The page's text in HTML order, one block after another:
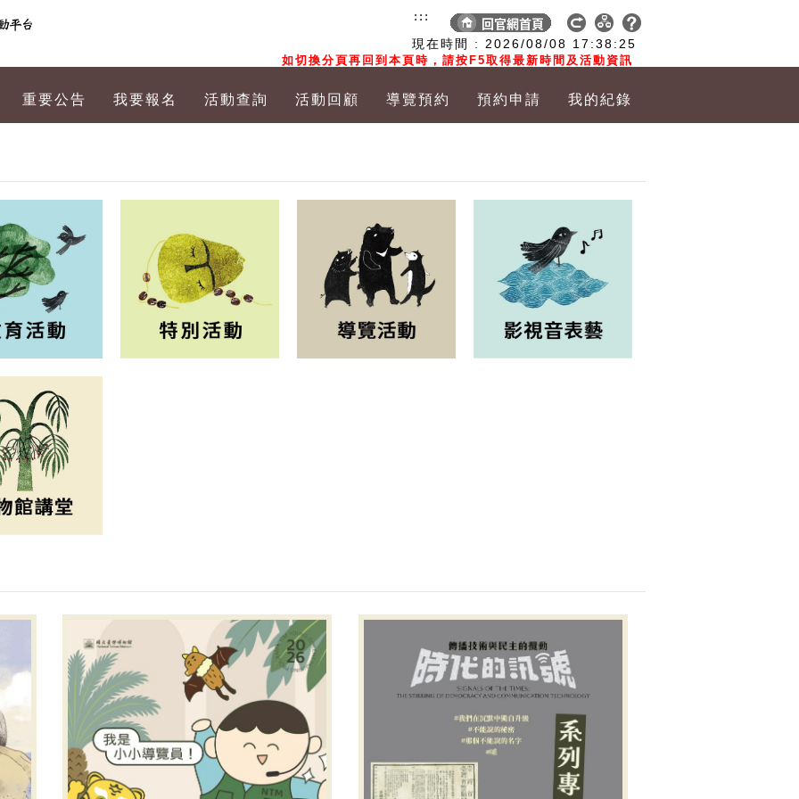
現在時間 : 2026/08/08 17:38:26
如切換分頁再回到本頁時，請按F5取得最新時間及活動資訊
:::
重要公告 我要報名 活動查詢 活動回顧 導覽預約 預約申請 我的紀錄